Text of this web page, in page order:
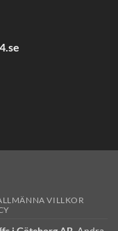
VILLKOR